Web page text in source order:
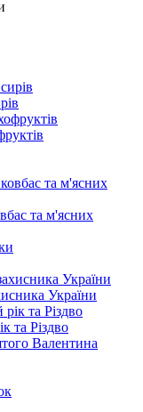
та м'ясних
України
та Різдво
Валентина